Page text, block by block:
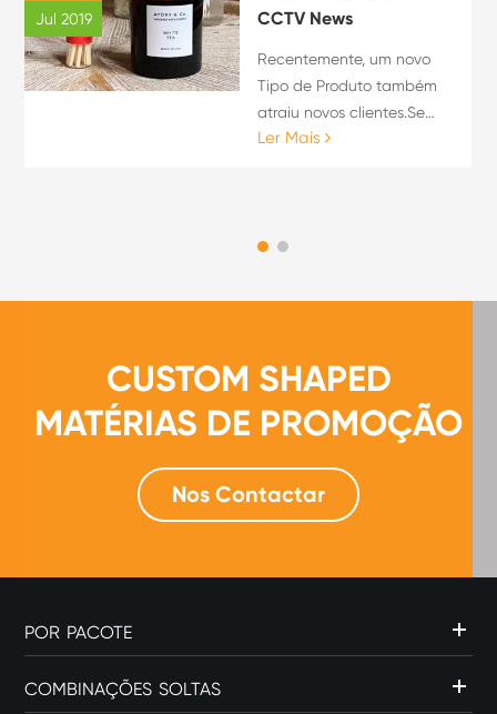
Jul 2019
CCTV News
Recentemente, um novo
Tipo de Produto também
atraiu novos clientes.Se
você acertar um fósforo
Rosa ondula no ar.
Ler Mais
CUSTOM SHAPED
MATÉRIAS DE PROMOÇÃO
Nos Contactar
POR PACOTE
COMBINAÇÕES SOLTAS